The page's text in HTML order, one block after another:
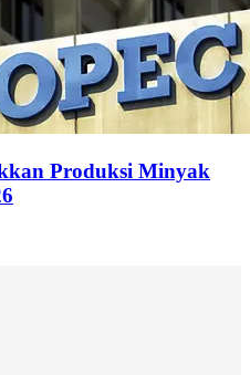
Produksi Minyak